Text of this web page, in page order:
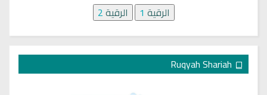
الرقية 1 الرقية2